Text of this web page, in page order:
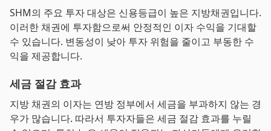
SHM의 주요 투자 대상은 신용등급이 높은 지방채권입니다.
이러한 채권에 투자함으로써 안정적인 이자 수익을 기대할
수 있습니다. 변동성이 낮아 투자 위험을 줄이고 부동한 수
익을 제공합니다.
세금 절감 효과
지방 채권의 이자는 연방 정부에서 세금을 부과하지 않는 경
우가 많습니다. 따라서 투자자들은 세금 절감 효과를 누릴